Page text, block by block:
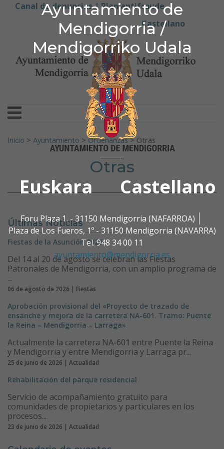
Ayuntamiento de
Mendigorria /
Mendigorriko Udala
Euskara Castellano
Foru Plaza 1. - 31150 Mendigorria (NAFARROA)
Plaza de Los Fueros, 1º - 31150 Mendigorria (NAVARRA)
Tel. 948 34 00 11
ayuntamiento@mendigorria.es
Ir al contenido
Ayuntamiento de
Canal de denuncias | Plan antifraude
Castellano
Buscar:
Inicio > Ayuntamiento >Ordenanzas>Otras
Otras
Últimas Noticias
Fiestas de la Asunción 2026
Del 14 al 20 de agosto se celebran las Fiestas
Patronales de Mendigorria, con un amplio programa de
...
06 de agosto de 2026 | Fiestas
Aprobación provisional del «Proyecto de trazado de
ensanche y mejora de la carretera NA-601. Tramo: Puente
la Reina – Mendigorria – Larraga»
Actualmente la carretera NA-601 entre Puente la Reina
y Mendigorria y entre Mendigorria y Larraga pr...
25 de junio de 2026 | Actualidad
Rehabilitación del parque residencial
Servicio de acompañamiento gratuito para
comunidades de propietarios y particulares en los
procesos...
23 de junio de 2026 | Actualidad